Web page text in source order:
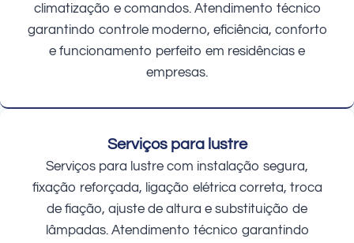
climatização e comandos. Atendimento técnico
garantindo controle moderno, eficiência, conforto
e funcionamento perfeito em residências e
empresas.
Serviços para lustre
Serviços para lustre com instalação segura,
fixação reforçada, ligação elétrica correta, troca
de fiação, ajuste de altura e substituição de
lâmpadas. Atendimento técnico garantindo